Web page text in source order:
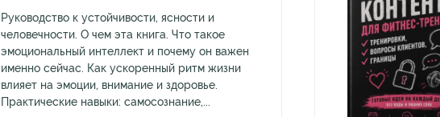
Руководство к устойчивости, ясности и
человечности. О чем эта книга. Что такое
эмоциональный интеллект и почему он важен
именно сейчас. Как ускоренный ритм жизни
влияет на эмоции, внимание и здоровье.
Практические навыки: самосознание,...